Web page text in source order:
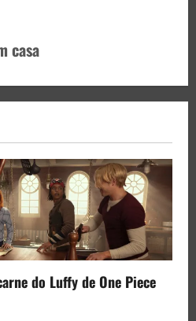
casa
do Luffy de One Piece